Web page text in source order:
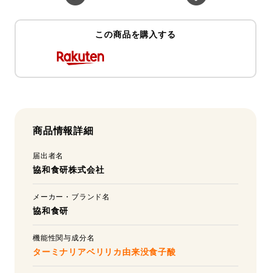
この商品を購入する
商品情報詳細
届出者名
協和食研株式会社
メーカー・ブランド名
協和食研
機能性関与成分名
ターミナリアベリリカ由来没食子酸